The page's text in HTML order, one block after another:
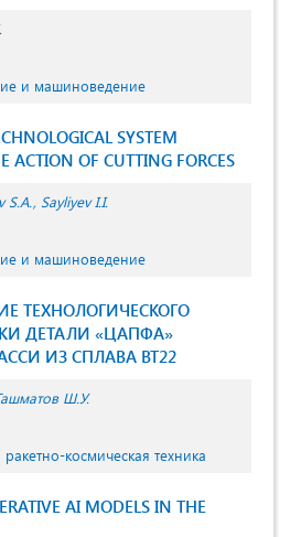
и машиноведение
SYSTEM
ACTION OF CUTTING FORCES
S.A. Sayliyev I.I.
и машиноведение
ТЕХНОЛОГИЧЕСКОГО
ДЕТАЛИ «ЦАПФА»
ИЗ СПЛАВА ВТ22
Ш.У.
космическая техника
AI MODELS IN THE